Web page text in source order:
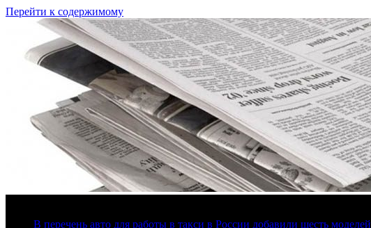
Перейти к содержимому
В перечень авто для работы в такси в России добавили шесть моделей